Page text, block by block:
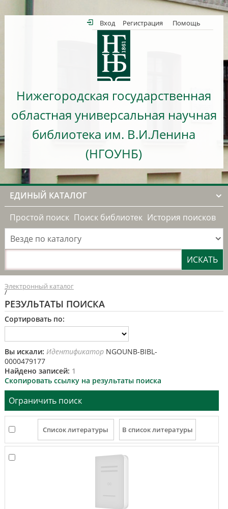
Вход Регистрация Помощь
Нижегородская государственная
областная универсальная научная
библиотека им. В.И.Ленина
(НГОУНБ)
ЕДИНЫЙ КАТАЛОГ
Простой поиск Поиск библиотек История поисков
Везде по каталогу
Электронный каталог
/
РЕЗУЛЬТАТЫ ПОИСКА
Сортировать по:
Вы искали: ИдентификаторNGOUNB-BIBL-
0000479177
Найдено записей: 1
Скопировать ссылку на результаты поиска
Ограничить поиск